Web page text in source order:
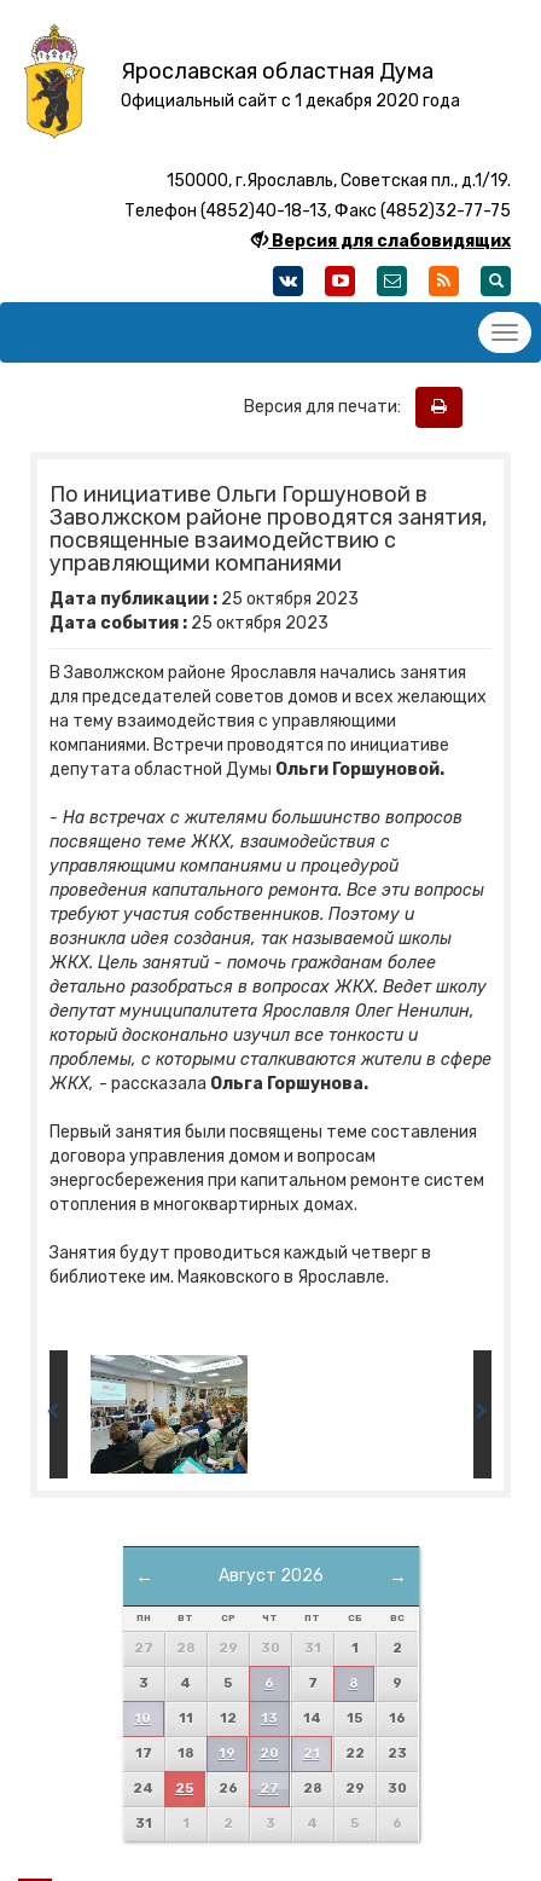
Ярославская областная Дума
Официальный сайт с 1 декабря 2020 года
150000, г.Ярославль, Советская пл., д.1/19.
Телефон (4852)40-18-13, Факс (4852)32-77-75
Версия для слабовидящих
Версия для печати:
По инициативе Ольги Горшуновой в
Заволжском районе проводятся занятия,
посвященные взаимодействию с
управляющими компаниями
Дата публикации : 25 октября 2023
Дата события : 25 октября 2023
В Заволжском районе Ярославля начались занятия
для председателей советов домов и всех желающих
на тему взаимодействия с управляющими
компаниями. Встречи проводятся по инициативе
депутата областной Думы Ольги Горшуновой.
- На встречах с жителями большинство вопросов
посвящено теме ЖКХ, взаимодействия с
управляющими компаниями и процедурой
проведения капитального ремонта. Все эти вопросы
требуют участия собственников. Поэтому и
возникла идея создания, так называемой школы
ЖКХ. Цель занятий - помочь гражданам более
детально разобраться в вопросах ЖКХ. Ведет школу
депутат муниципалитета Ярославля Олег Ненилин,
который досконально изучил все тонкости и
проблемы, с которыми сталкиваются жители в сфере
ЖКХ, - рассказала Ольга Горшунова.
Первый занятия были посвящены теме составления
договора управления домом и вопросам
энергосбережения при капитальном ремонте систем
отопления в многоквартирных домах.
Занятия будут проводиться каждый четверг в
библиотеке им. Маяковского в Ярославле.
← →
Август 2026
ПН ВТ СР ЧТ ПТ СБ ВС
27 28 29 30 31 1 2
3 4 5 6 7 8 9
10 11 12 13 14 15 16
17 18 19 20 21 22 23
24 25 26 27 28 29 30
31 1 2 3 4 5 6